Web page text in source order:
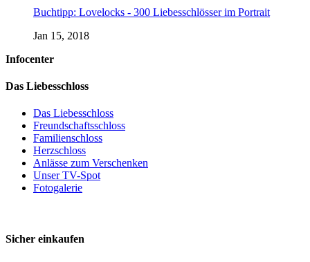
Buchtipp: Lovelocks - 300 Liebesschlösser im Portrait
Jan 15, 2018
Infocenter
Das Liebesschloss
Das Liebesschloss
Freundschaftsschloss
Familienschloss
Herzschloss
Anlässe zum Verschenken
Unser TV-Spot
Fotogalerie
Sicher einkaufen